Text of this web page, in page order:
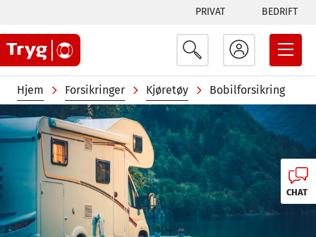
hovedinnhold
Tabs
menu
PRIVAT BEDRIFT
Navigasjonssti
Hjem Forsikringer Kjøretøy
Bobilforsikring
Image
CHAT